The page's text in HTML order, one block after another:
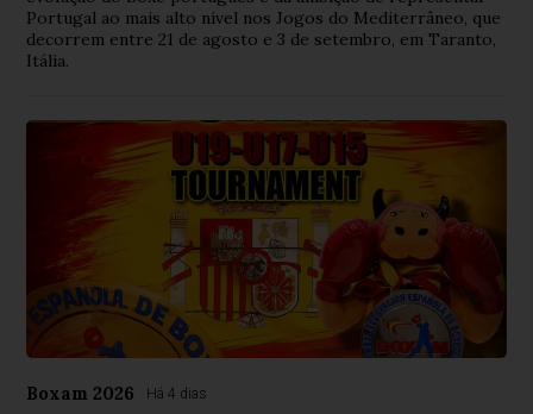
Portugal ao mais alto nível nos Jogos do Mediterrâneo, que
decorrem entre 21 de agosto e 3 de setembro, em Taranto,
Itália.
Boxam 2026 Há 4 dias